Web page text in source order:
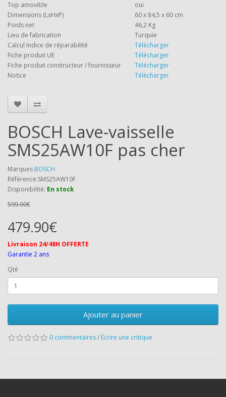
Top amovible
oui
Dimensions (LxHxP)
60 x 84,5 x 60 cm
Poids net
46,2 Kg
Lieu de fabrication
Turquie
Calcul Indice de réparabilité
Télécharger
Fiche produit UE
Télécharger
Fiche produit constructeur / fournisseur Télécharger
Notice
Télécharger
BOSCH Lave-vaisselle
SMS25AW10F pas cher
Marques BOSCH
Référence:SMS25AW10F
Disponibilité: En stock
599.90€
479.90€
Livraison 24/48H OFFERTE
Garantie 2 ans
Qté
Ajouter au panier
0 commentaires/ Écrire une critique